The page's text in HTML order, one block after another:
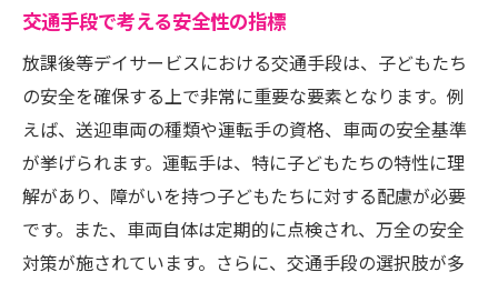
交通手段で考える安全性の指標
放課後等デイサービスにおける交通手段は、子どもたち
の安全を確保する上で非常に重要な要素となります。例
えば、送迎車両の種類や運転手の資格、車両の安全基準
が挙げられます。運転手は、特に子どもたちの特性に理
解があり、障がいを持つ子どもたちに対する配慮が必要
です。また、車両自体は定期的に点検され、万全の安全
対策が施されています。さらに、交通手段の選択肢が多